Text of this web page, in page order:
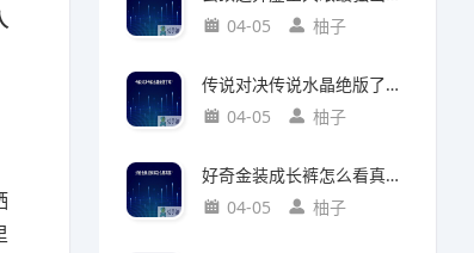
04-05
柚子
传说对决传说水晶绝版了吗?(传说对决 传说水晶)
04-05
柚子
好奇金装成长裤怎么看真假?(好奇金装成长裤怎么看真假鉴别)
04-05
柚子